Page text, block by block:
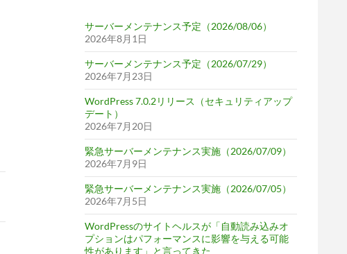
サーバーメンテナンス予定（2026/08/06）
2026年8月1日
サーバーメンテナンス予定（2026/07/29）
2026年7月23日
WordPress 7.0.2リリース（セキュリティアップ
デート）
2026年7月20日
緊急サーバーメンテナンス実施（2026/07/09）
2026年7月9日
緊急サーバーメンテナンス実施（2026/07/05）
2026年7月5日
WordPressのサイトヘルスが「自動読み込みオ
プションはパフォーマンスに影響を与える可能
性があります」と言ってきた